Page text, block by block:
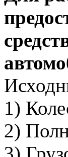
1)
2)